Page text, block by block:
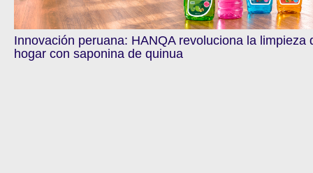
Innovación peruana: HANQA revoluciona la limpieza
hogar con saponina de quinua